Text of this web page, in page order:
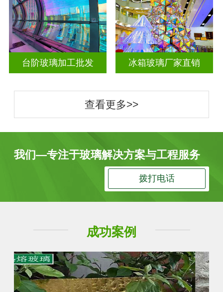
台阶玻璃加工批发 冰箱玻璃厂家直销
查看更多>>
我们—专注于玻璃解决方案与工程服务
拨打电话
成功案例